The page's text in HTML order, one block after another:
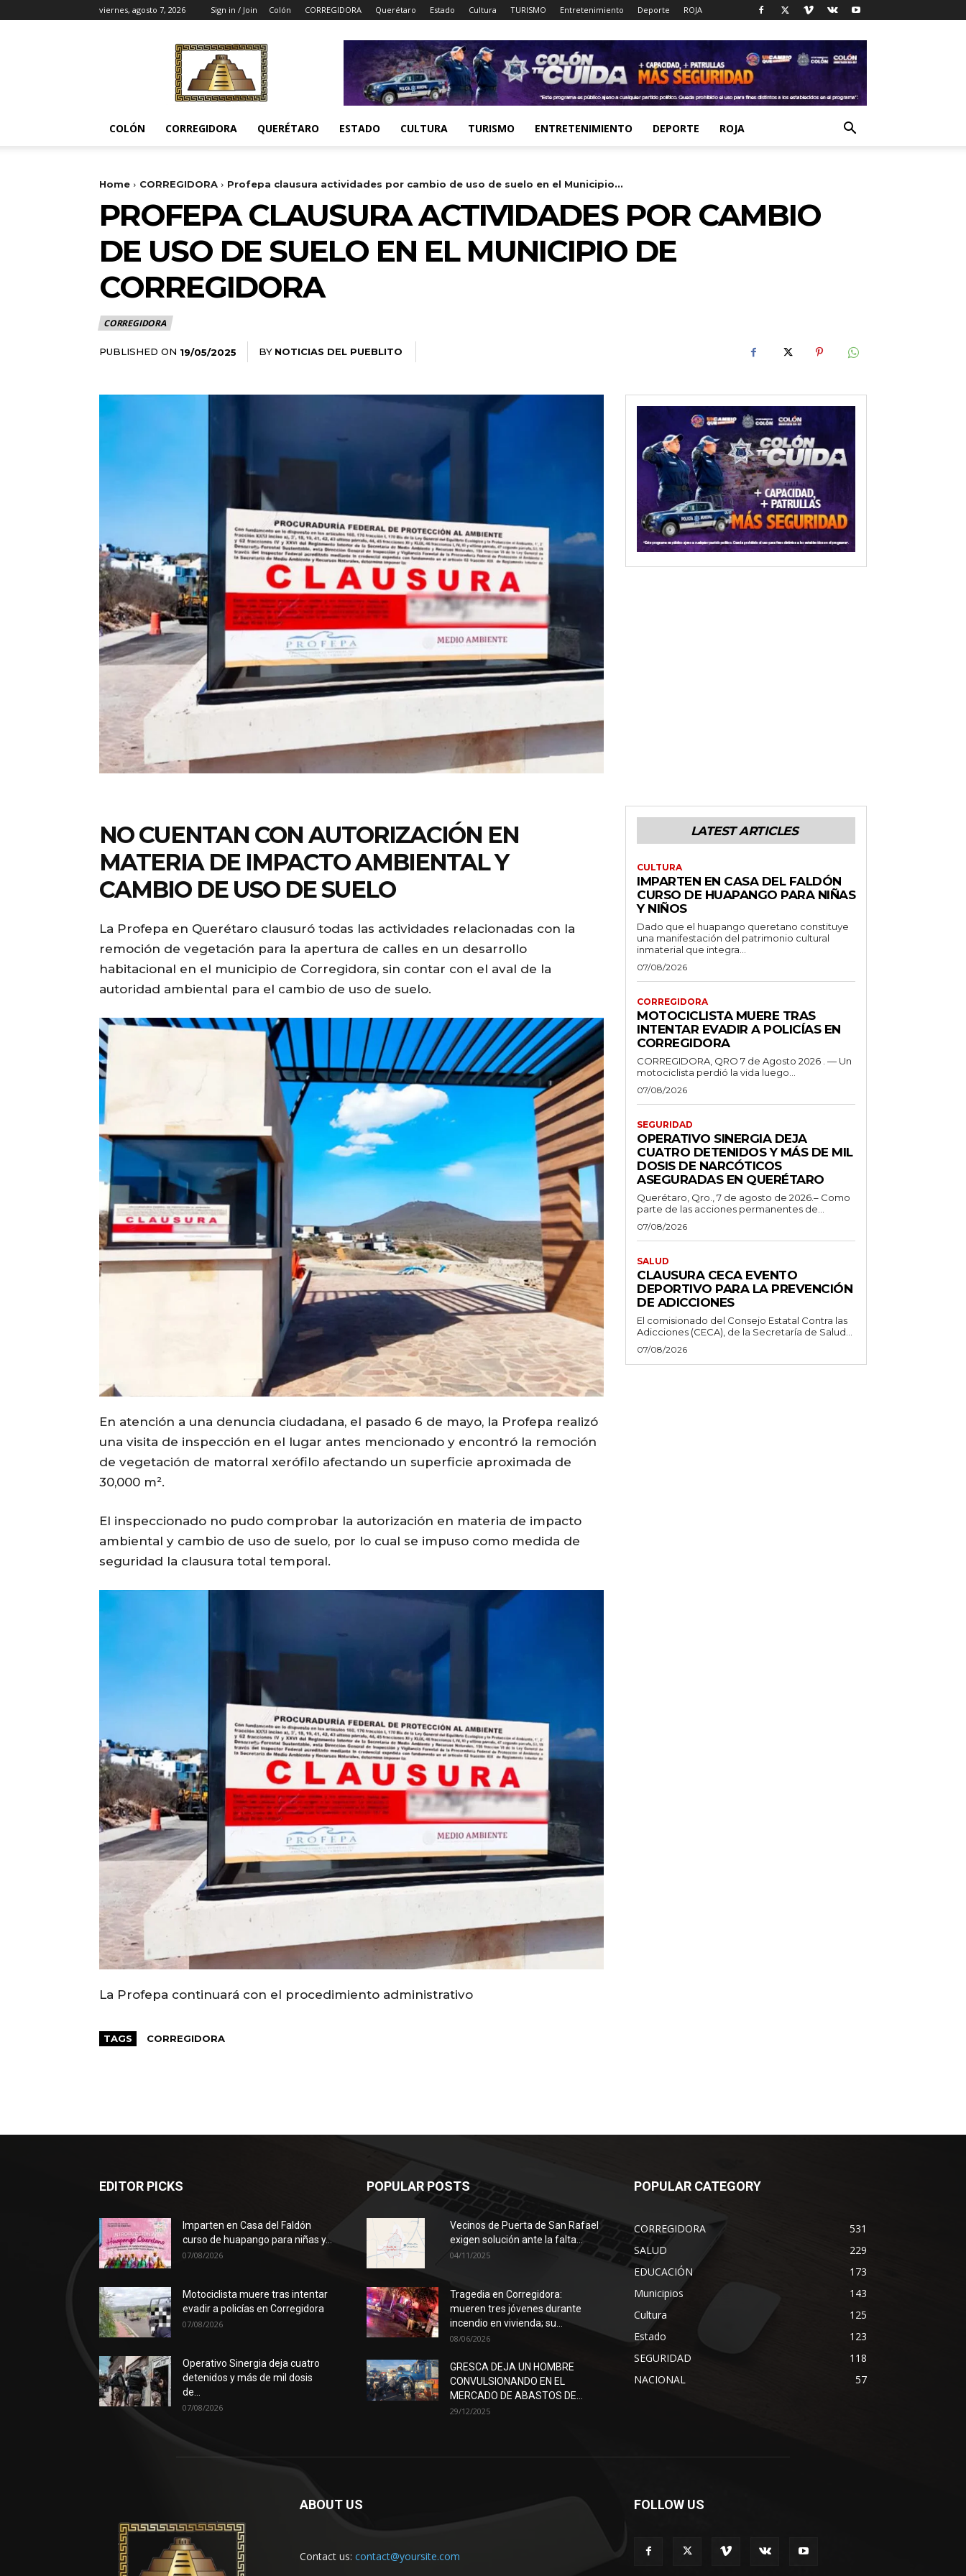
viernes, agosto 7, 2026 Sign in / Join Colón CORREGIDORA Querétaro Estado Cultura TURISMO Entretenimiento Deporte ROJA
Noticias
del
Pueblito
COLÓN CORREGIDORA QUERÉTARO ESTADO CULTURA TURISMO ENTRETENIMIENTO DEPORTE ROJA
Home CORREGIDORA Profepa clausura actividades por cambio de uso de suelo en el Municipio...
PROFEPA CLAUSURA ACTIVIDADES POR CAMBIO
DE USO DE SUELO EN EL MUNICIPIO DE
CORREGIDORA
CORREGIDORA
PUBLISHED ON 19/05/2025 BY NOTICIAS DEL PUEBLITO
NO CUENTAN CON AUTORIZACIÓN EN
MATERIA DE IMPACTO AMBIENTAL Y
CAMBIO DE USO DE SUELO
La Profepa en Querétaro clausuró todas las actividades relacionadas con la
remoción de vegetación para la apertura de calles en un desarrollo
habitacional en el municipio de Corregidora, sin contar con el aval de la
autoridad ambiental para el cambio de uso de suelo.
En atención a una denuncia ciudadana, el pasado 6 de mayo, la Profepa realizó
una visita de inspección en el lugar antes mencionado y encontró la remoción
de vegetación de matorral xerófilo afectando un superficie aproximada de
30,000 m².
El inspeccionado no pudo comprobar la autorización en materia de impacto
ambiental y cambio de uso de suelo, por lo cual se impuso como medida de
seguridad la clausura total temporal.
La Profepa continuará con el procedimiento administrativo
TAGS CORREGIDORA
LATEST ARTICLES
CULTURA
IMPARTEN EN CASA DEL FALDÓN
CURSO DE HUAPANGO PARA NIÑAS
Y NIÑOS
Dado que el huapango queretano constituye
una manifestación del patrimonio cultural
inmaterial que integra...
07/08/2026
CORREGIDORA
MOTOCICLISTA MUERE TRAS
INTENTAR EVADIR A POLICÍAS EN
CORREGIDORA
CORREGIDORA, QRO 7 de Agosto 2026 . — Un
motociclista perdió la vida luego...
07/08/2026
SEGURIDAD
OPERATIVO SINERGIA DEJA
CUATRO DETENIDOS Y MÁS DE MIL
DOSIS DE NARCÓTICOS
ASEGURADAS EN QUERÉTARO
Querétaro, Qro., 7 de agosto de 2026.– Como
parte de las acciones permanentes de...
07/08/2026
SALUD
CLAUSURA CECA EVENTO
DEPORTIVO PARA LA PREVENCIÓN
DE ADICCIONES
El comisionado del Consejo Estatal Contra las
Adicciones (CECA), de la Secretaría de Salud...
07/08/2026
EDITOR PICKS
Imparten en Casa del Faldón
curso de huapango para niñas y...
07/08/2026
Motociclista muere tras intentar
evadir a policías en Corregidora
07/08/2026
Operativo Sinergia deja cuatro
detenidos y más de mil dosis
de...
07/08/2026
POPULAR POSTS
Vecinos de Puerta de San Rafael
exigen solución ante la falta...
04/11/2025
Tragedia en Corregidora:
mueren tres jóvenes durante
incendio en vivienda; su...
08/06/2026
GRESCA DEJA UN HOMBRE
CONVULSIONANDO EN EL
MERCADO DE ABASTOS DE...
29/12/2025
POPULAR CATEGORY
CORREGIDORA
531
SALUD
229
EDUCACIÓN
173
Municipios
143
Cultura
125
Estado
123
SEGURIDAD
118
NACIONAL
57
ABOUT US
Contact us: contact@yoursite.com
FOLLOW US